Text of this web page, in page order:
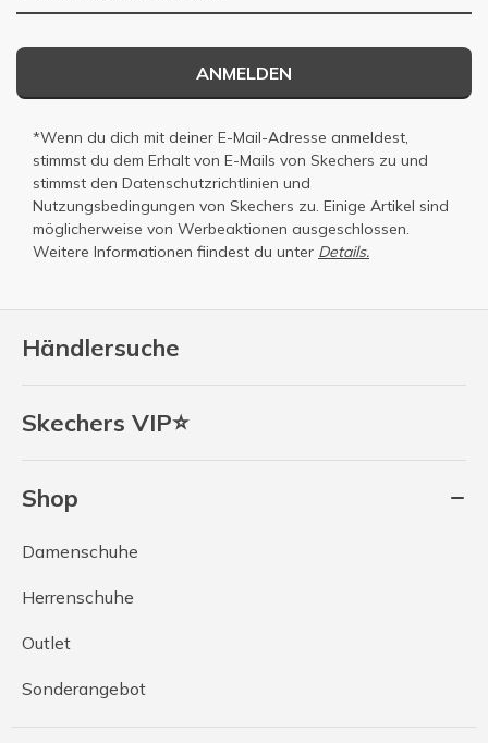
Händlersuche
Skechers VIP⭐
Shop
Damenschuhe
Herrenschuhe
Outlet
Sonderangebot
ANMELDEN
*Wenn du dich mit deiner E-Mail-Adresse anmeldest,
stimmst du dem Erhalt von E-Mails von Skechers zu und
stimmst den Datenschutzrichtlinien und
Nutzungsbedingungen von Skechers zu. Einige Artikel sind
möglicherweise von Werbeaktionen ausgeschlossen.
Weitere Informationen fiindest du unter Details.